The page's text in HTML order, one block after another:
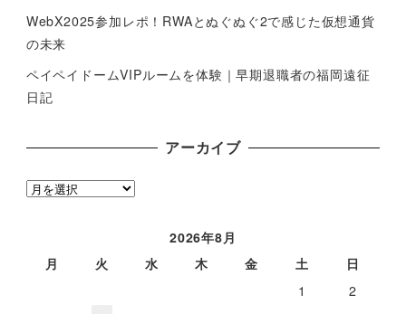
WebX2025参加レポ！RWAとぬぐぬぐ2で感じた仮想通貨
の未来
ペイペイドームVIPルームを体験｜早期退職者の福岡遠征
日記
アーカイブ
ア
2026年8月
月
火 水 木 金 土
日
1
2